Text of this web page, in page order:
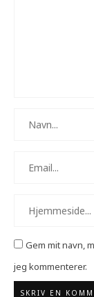
Gem mit navn,
jeg kommenterer.